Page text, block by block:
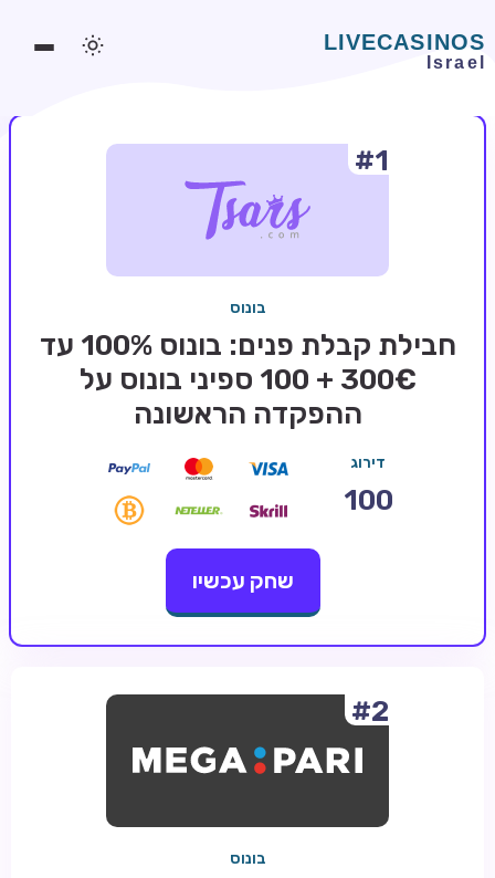
משחקים אונליין
בלאקג'ק אונליין
בונוסים בקזינו אונליין
#1
בונוס
חבילת קבלת פנים: בונוס 100% עד
300€ + 100 ספיני בונוס על
ההפקדה הראשונה
דירוג
100
שחק עכשיו
#2
בונוס